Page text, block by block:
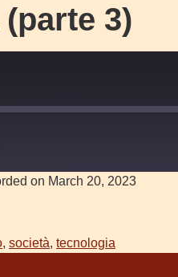
3)
on March 20, 2023
, società, tecnologia